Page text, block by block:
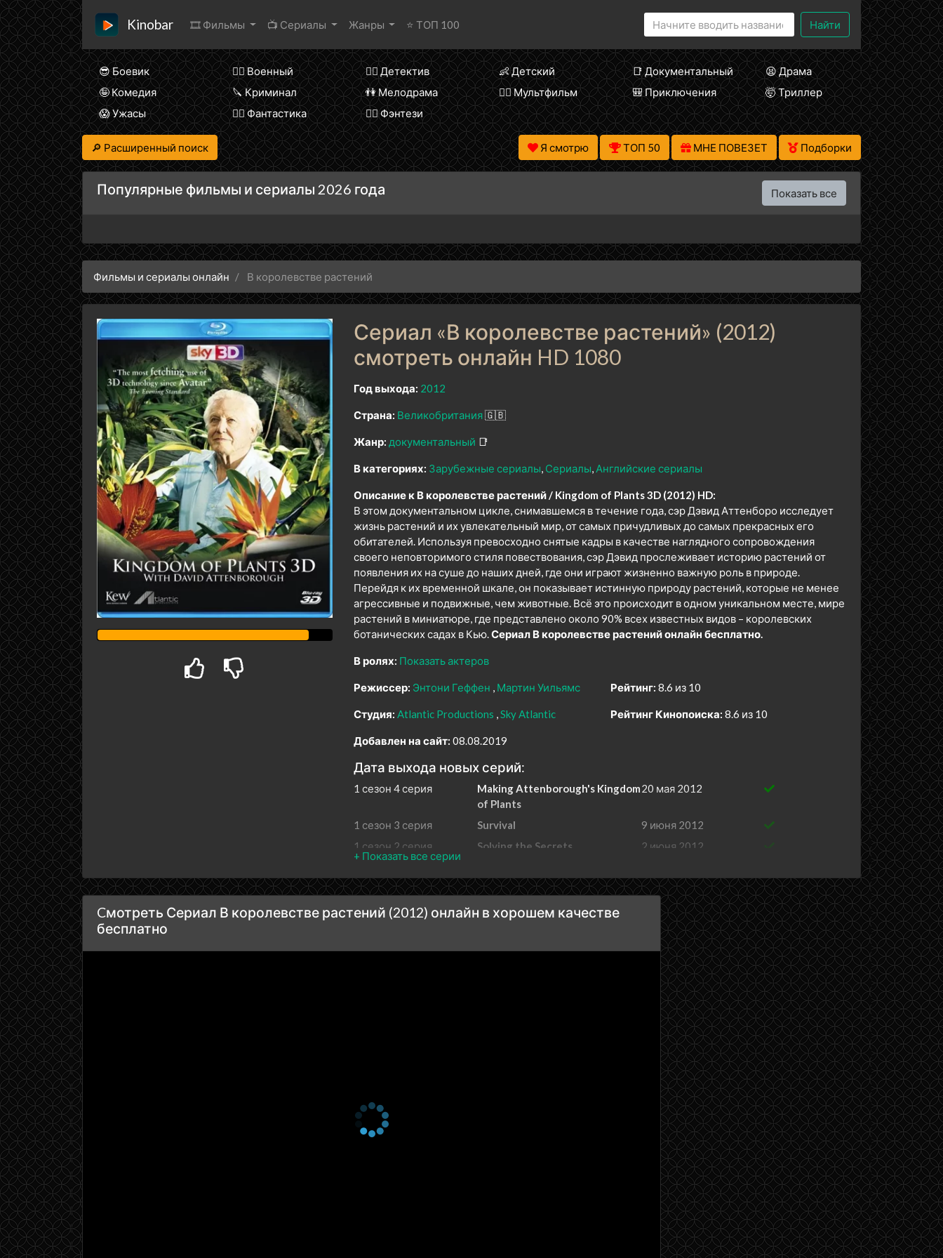
Kinobar 🎞 Фильмы 📺 Сериалы Жанры ⭐ ТОП 100 Найти
😎 Боевик 👨‍✈️ Военный 🕵️‍♂️ Детектив 👶 Детский 📑 Документальный
😫 Драма
🤪 Комедия
🔪 Криминал 👫 Мелодрама 🧚‍♀️ Мультфильм 🎒 Приключения
🤯 Триллер
😱 Ужасы
🧙‍♀️ Фантастика 🧝‍♂️ Фэнтези
🔎 Расширенный поиск Я смотрю ТОП 50 МНЕ ПОВЕЗЕТ Подборки
Популярные фильмы и сериалы 2026 года Показать все
Фильмы и сериалы онлайн В королевстве растений
Сериал «В королевстве растений» (2012)
смотреть онлайн HD 1080
Год выхода: 2012
Страна: Великобритания🇬🇧
Жанр: документальный 📑
В категориях: Зарубежные сериалы Сериалы Английские сериалы
Описание к В королевстве растений / Kingdom of Plants 3D (2012) HD:
В этом документальном цикле, снимавшемся в течение года, сэр Дэвид Аттенборо исследует
жизнь растений и их увлекательный мир, от самых причудливых до самых прекрасных его
обитателей. Используя превосходно снятые кадры в качестве наглядного сопровождения
своего неповторимого стиля повествования, сэр Дэвид прослеживает историю растений от
появления их на суше до наших дней, где они играют жизненно важную роль в природе.
Перейдя к их временной шкале, он показывает истинную природу растений, которые не менее
агрессивные и подвижные, чем животные. Всё это происходит в одном уникальном месте, мире
растений в миниатюре, где представлено около 90% всех известных видов – королевских
ботанических садах в Кью.Сериал В королевстве растений онлайн бесплатно.
В ролях: Показать актеров
Режиссер: Энтони Геффен Мартин Уильямс
Студия: Atlantic Productions Sky Atlantic
Рейтинг: 8.6 из 10
Рейтинг Кинопоиска: 8.6 из 10
Добавлен на сайт: 08.08.2019
Дата выхода новых серий:
1 сезон 4 серия
Making Attenborough's Kingdom
of Plants
20 мая 2012
1 сезон 3 серия Survival
9 июня 2012
1 сезон 2 серия
Solving the Secrets
2 июня 2012
1 сезон 0 серия
Making of 15 мая 2012
Cмотреть Сериал В королевстве растений (2012) онлайн в хорошем качестве
бесплатно